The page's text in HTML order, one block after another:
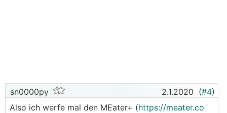
sn0000py 2.1.2020 (#4)
Also ich werfe mal den MEater+ (https://meater.co